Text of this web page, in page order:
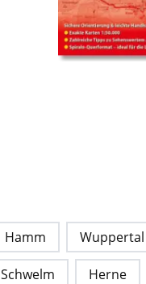
Hamm Wuppertal
Schwelm Herne